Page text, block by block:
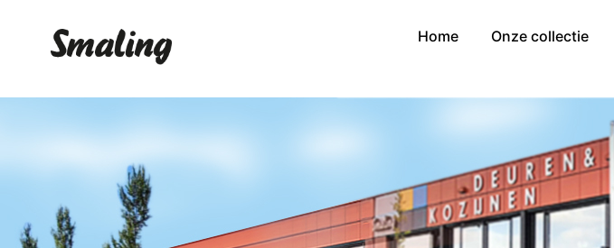
Home Onze collectie